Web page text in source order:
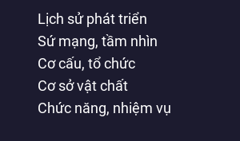
Lịch sử phát triển
Sứ mạng, tầm nhìn
Cơ cấu, tổ chức
Cơ sở vật chất
Chức năng, nhiệm vụ